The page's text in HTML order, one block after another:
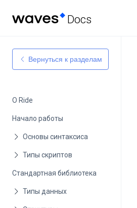
Docs
Вернуться к разделам
O Ride
Начало работы
Стандартная библиотека